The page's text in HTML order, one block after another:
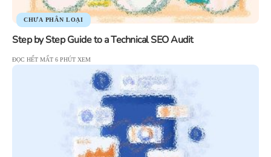
CHƯA PHÂN LOẠI
Step by Step Guide to a Technical SEO Audit
ĐỌC HẾT MẤT 6 PHÚT XEM